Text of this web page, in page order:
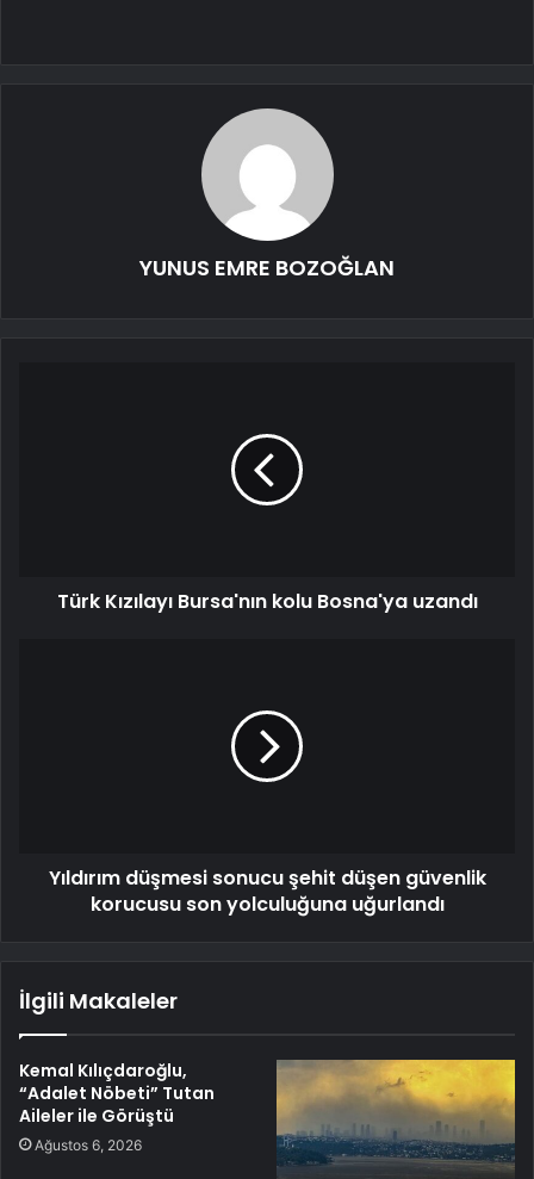
YUNUS EMRE BOZOĞLAN
Türk Kızılayı Bursa'nın kolu Bosna'ya uzandı
Yıldırım düşmesi sonucu şehit düşen güvenlik
korucusu son yolculuğuna uğurlandı
İlgili Makaleler
Kemal Kılıçdaroğlu,
“Adalet Nöbeti” Tutan
Aileler ile Görüştü
Ağustos 6, 2026